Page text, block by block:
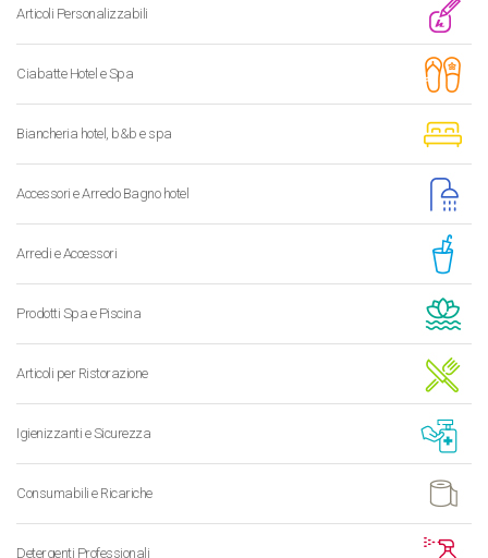
Articoli Personalizzabili
Ciabatte Hotel e Spa
Biancheria hotel, b&b e spa
Accessori e Arredo Bagno hotel
Arredi e Accessori
Prodotti Spa e Piscina
Articoli per Ristorazione
Igienizzanti e Sicurezza
Consumabili e Ricariche
Detergenti Professionali